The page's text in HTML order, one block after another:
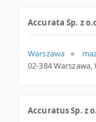
Accurata Sp. z
Warszawa
Accuratus Sp. z